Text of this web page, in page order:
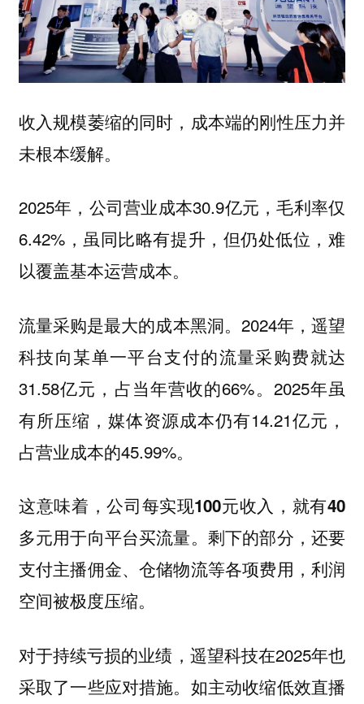
收入规模萎缩的同时，成本端的刚性压力并
未根本缓解。
2025年，公司营业成本30.9亿元，毛利率仅
6.42%，虽同比略有提升，但仍处低位，难
以覆盖基本运营成本。
流量采购是最大的成本黑洞。2024年，遥望
科技向某单一平台支付的流量采购费就达
31.58亿元，占当年营收的66%。2025年虽
有所压缩，媒体资源成本仍有14.21亿元，
占营业成本的45.99%。
这意味着，公司每实现100元收入，就有40
多元用于向平台买流量。 剩下的部分，还要
支付主播佣金、仓储物流等各项费用，利润
空间被极度压缩。
对于持续亏损的业绩，遥望科技在2025年也
采取了一些应对措施。如主动收缩低效直播